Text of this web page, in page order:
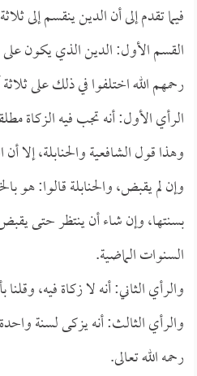
فيما تقدم إلى أن الدين ينقسم إلى
القسم الأول: الدين الذي يكون على
رحمهم الله اختلفوا في ذلك على
الرأي الأول: أنه تجب فيه الزكاة
وهذا قول الشافعية والحنابلة، إلا
وإن لم يقبض، والحنابلة قالوا: هو
بسنتها، وإن شاء أن ينتظر حتى
السنوات الماضية.
والرأي الثاني: أنه لا زكاة فيه،
والرأي الثالث: أنه يزكى لسنة
رحمه الله تعالى.